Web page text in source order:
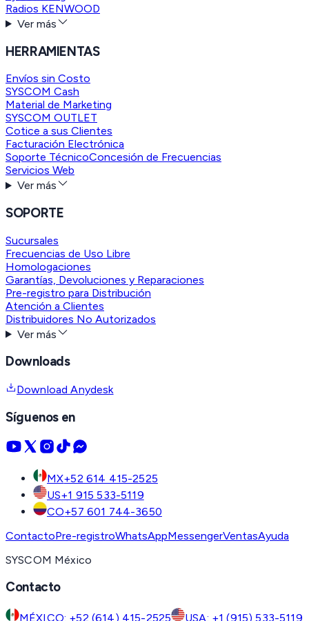
Radios KENWOOD
Ver más
HERRAMIENTAS
Envíos sin Costo
SYSCOM Cash
Material de Marketing
SYSCOM OUTLET
Cotice a sus Clientes
Facturación Electrónica
Soporte TécnicoConcesión de Frecuencias
Servicios Web
Ver más
SOPORTE
Sucursales
Frecuencias de Uso Libre
Homologaciones
Garantías, Devoluciones y Reparaciones
Pre-registro para Distribución
Atención a Clientes
Distribuidores No Autorizados
Ver más
Downloads
Download Anydesk
Síguenos en
MX+52 614 415-2525
US+1 915 533-5119
CO+57 601 744-3650
ContactoPre-registroWhatsAppMessengerVentasAyuda
SYSCOM México
Contacto
MÉXICO: +52 (614) 415-2525 USA: +1 (915) 533-5119